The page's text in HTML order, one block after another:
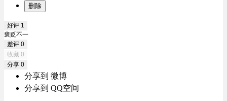
删除
好评 1
褒贬不一
差评 0
收藏 0
分享 0
分享到 微博
分享到 QQ空间